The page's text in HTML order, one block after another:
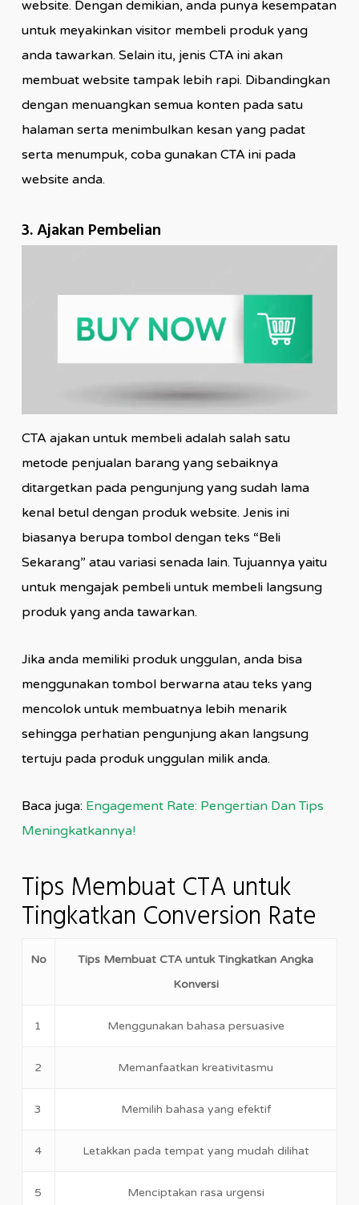
website. Dengan demikian, anda punya kesempatan
untuk meyakinkan visitor membeli produk yang
anda tawarkan. Selain itu, jenis CTA ini akan
membuat website tampak lebih rapi. Dibandingkan
dengan menuangkan semua konten pada satu
halaman serta menimbulkan kesan yang padat
serta menumpuk, coba gunakan CTA ini pada
website anda.
3. Ajakan Pembelian
CTA ajakan untuk membeli adalah salah satu
metode penjualan barang yang sebaiknya
ditargetkan pada pengunjung yang sudah lama
kenal betul dengan produk website. Jenis ini
biasanya berupa tombol dengan teks “Beli
Sekarang” atau variasi senada lain. Tujuannya yaitu
untuk mengajak pembeli untuk membeli langsung
produk yang anda tawarkan.
Jika anda memiliki produk unggulan, anda bisa
menggunakan tombol berwarna atau teks yang
mencolok untuk membuatnya lebih menarik
sehingga perhatian pengunjung akan langsung
tertuju pada produk unggulan milik anda.
Baca juga: Engagement Rate: Pengertian Dan Tips
Meningkatkannya!
Tips Membuat CTA untuk
Tingkatkan Conversion Rate
No
Tips Membuat CTA untuk Tingkatkan Angka
Konversi
1 Menggunakan bahasa persuasive
2 Memanfaatkan kreativitasmu
3 Memilih bahasa yang efektif
4 Letakkan pada tempat yang mudah dilihat
5 Menciptakan rasa urgensi